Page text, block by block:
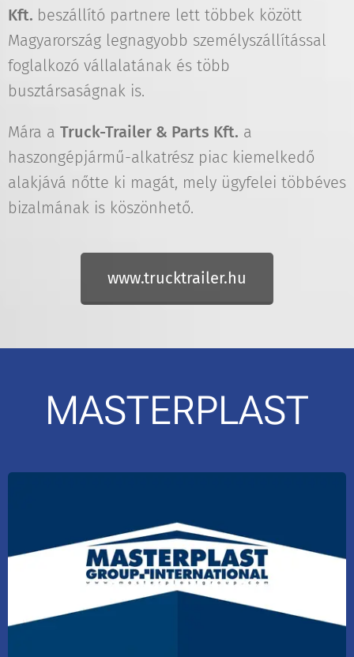
Kft. beszállító partnere lett többek között
Magyarország legnagyobb személyszállítással
foglalkozó vállalatának és több
busztársaságnak is.
Mára a Truck-Trailer & Parts Kft. a
haszongépjármű-alkatrész piac kiemelkedő
alakjává nőtte ki magát, mely ügyfelei többéves
bizalmának is köszönhető.
www.trucktrailer.hu
MASTERPLAST